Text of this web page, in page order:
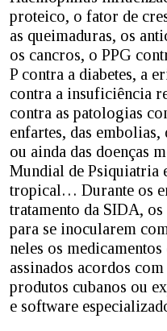
proteico, o fator de
as queimaduras, os
os cancros, o PPG
P contra a diabetes, a
contra a insuficiência
contra as patologias
enfartes, das
ou ainda das doenças
Mundial de Psiquiatria
tropical… Durante os
tratamento da SIDA,
para se inocularem
neles os
assinados acordos
produtos cubanos ou
e software